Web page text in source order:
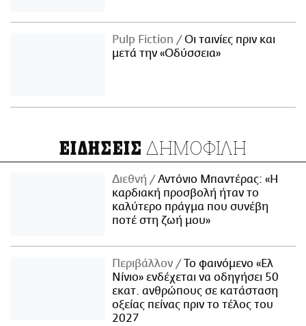
Pulp Fiction
Οι ταινίες πριν και
μετά την «Οδύσσεια»
ΕΙΔΗΣΕΙΣ ΔΗΜΟΦΙΛΗ
Διεθνή
Αντόνιο Μπαντέρας: «Η
καρδιακή προσβολή ήταν το
καλύτερο πράγμα που συνέβη
ποτέ στη ζωή μου»
Περιβάλλον
Το φαινόμενο «Ελ
Νίνιο» ενδέχεται να οδηγήσει 50
εκατ. ανθρώπους σε κατάσταση
οξείας πείνας πριν το τέλος του
2027